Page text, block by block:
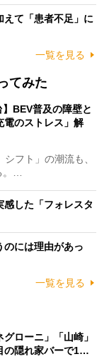
えて「患者不足」に
一覧を見る
てみた
】BEV普及の障壁と
電のストレス」解
フト」の潮流も、
。…
感した「フォレスタ
のには理由があっ
一覧を見る
ローニ」「山崎」
の隠れ家バーで1…